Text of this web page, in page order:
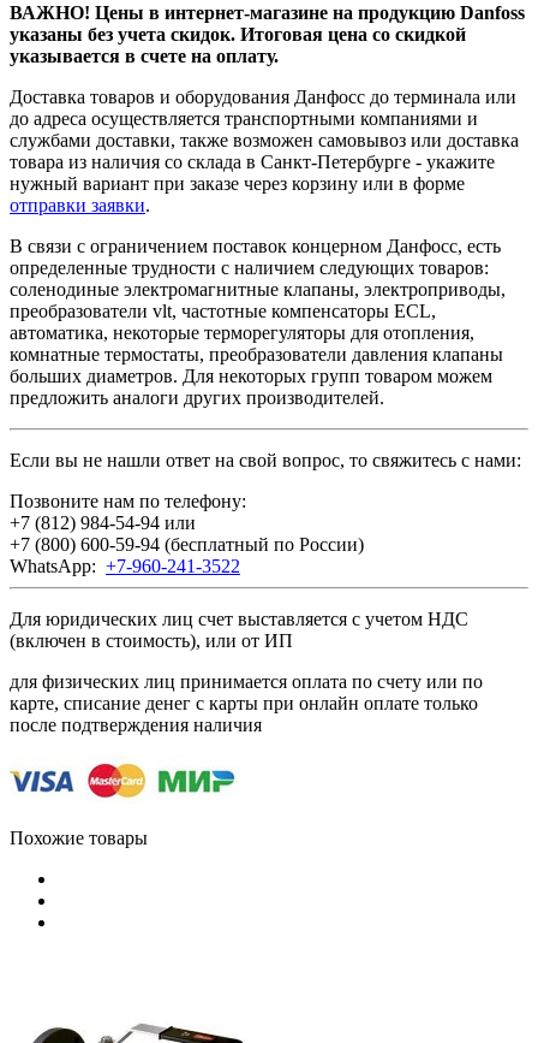
ВАЖНО! Цены в интернет-магазине на продукцию Danfoss
указаны без учета скидок. Итоговая цена со скидкой
указывается в счете на оплату.
Доставка товаров и оборудования Данфосс до терминала или
до адреса осуществляется транспортными компаниями и
службами доставки, также возможен самовывоз или доставка
товара из наличия со склада в Санкт-Петербурге - укажите
нужный вариант при заказе через корзину или в форме
отправки заявки.
В связи с ограничением поставок концерном Данфосс, есть
определенные трудности с наличием следующих товаров:
соленодиные электромагнитные клапаны, электроприводы,
преобразователи vlt, частотные компенсаторы ECL,
автоматика, некоторые терморегуляторы для отопления,
комнатные термостаты, преобразователи давления клапаны
больших диаметров. Для некоторых групп товаром можем
предложить аналоги других производителей.
Если вы не нашли ответ на свой вопрос, то свяжитесь с нами:
Позвоните нам по телефону:
+7 (812) 984-54-94 или
+7 (800) 600-59-94 (бесплатный по России)
WhatsApp: +7-960-241-3522
Для юридических лиц счет выставляется с учетом НДС
(включен в стоимость), или от ИП
для физических лиц принимается оплата по счету или по
карте, списание денег с карты при онлайн оплате только
после подтверждения наличия
Похожие товары